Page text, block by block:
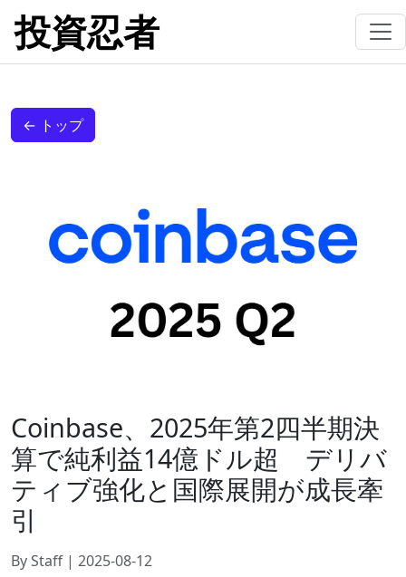
投資忍者
← トップ
Coinbase、2025年第2四半期決
算で純利益14億ドル超 デリバ
ティブ強化と国際展開が成長牽
引
By Staff | 2025-08-12